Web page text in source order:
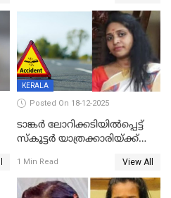
സ്ഥാനാർത്ഥി
KERALA
Posted On 18-12-2025
ടാങ്കർ ലോറിക്കടിയിൽപ്പെട്ട്
സ്കൂട്ടർ യാത്രക്കാരിയ്ക്ക്
കണ്ടോത്ത് ദേശീയ പാതയിൽ
1 Min Read View All